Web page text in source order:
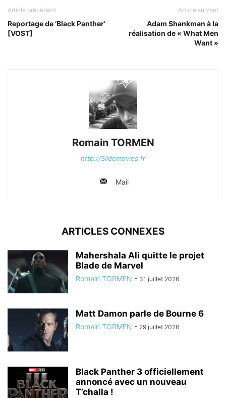
Article précédent
Reportage de ‘Black Panther’
[VOST]
Article suivant
Adam Shankman à la
réalisation de « What Men
Want »
Romain TORMEN
http://Slidemovies.fr
Mail
ARTICLES CONNEXES
Mahershala Ali quitte le projet
Blade de Marvel
Romain TORMEN - 31 juillet 2026
Matt Damon parle de Bourne 6
Romain TORMEN - 29 juillet 2026
Black Panther 3 officiellement
annoncé avec un nouveau
T’challa !